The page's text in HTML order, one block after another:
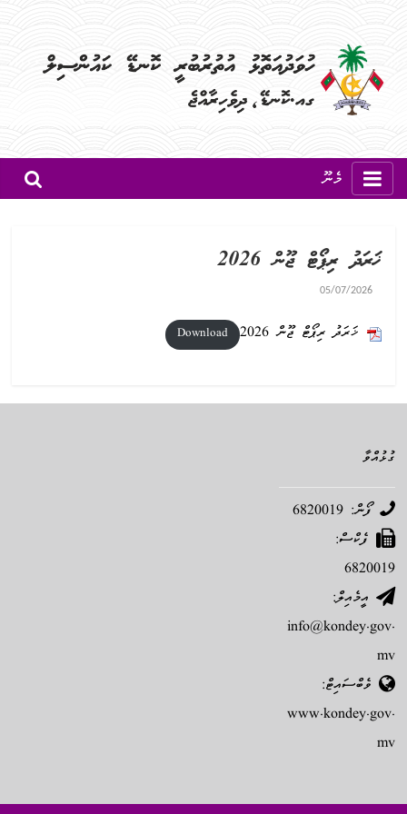
މެނޫ
ޚަރަދު ރިޕޯޓް ޖޫން 2026
05/07/2026
ޚަރަދު ރިޕޯޓް ޖޫން 2026 Download
ގުޅުއްވާ
ފޯން: 6820019
ފެކްސް:
6820019
އީމެއިލް:
info@kondey.gov.
mv
ވެބްސައިޓް:
www.kondey.gov.
mv